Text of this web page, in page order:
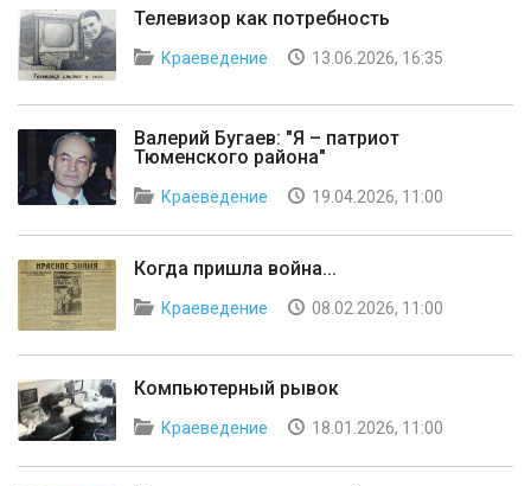
Телевизор как потребность
Краеведение 13.06.2026, 16:35
Валерий Бугаев: "Я – патриот
Тюменского района"
Краеведение 19.04.2026, 11:00
Когда пришла война...
Краеведение 08.02.2026, 11:00
Компьютерный рывок
Краеведение 18.01.2026, 11:00